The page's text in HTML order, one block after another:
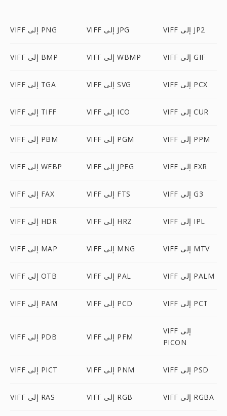
VIFF إلى PNG VIFF إلى JPG VIFF إلى JP2
VIFF إلى BMP VIFF إلى WBMP VIFF إلى GIF
VIFF إلى TGA VIFF إلى SVG VIFF إلى PCX
VIFF إلى TIFF VIFF إلى ICO VIFF إلى CUR
VIFF إلى PBM VIFF إلى PGM VIFF إلى PPM
VIFF إلى WEBP VIFF إلى JPEG VIFF إلى EXR
VIFF إلى FAX VIFF إلى FTS VIFF إلى G3
VIFF إلى HDR VIFF إلى HRZ VIFF إلى IPL
VIFF إلى MAP VIFF إلى MNG VIFF إلى MTV
VIFF إلى OTB VIFF إلى PAL VIFF إلى PALM
VIFF إلى PAM VIFF إلى PCD VIFF إلى PCT
VIFF إلى PDB VIFF إلى PFM
VIFF إلى
PICON
VIFF إلى PICT VIFF إلى PNM VIFF إلى PSD
VIFF إلى RAS VIFF إلى RGB VIFF إلى RGBA